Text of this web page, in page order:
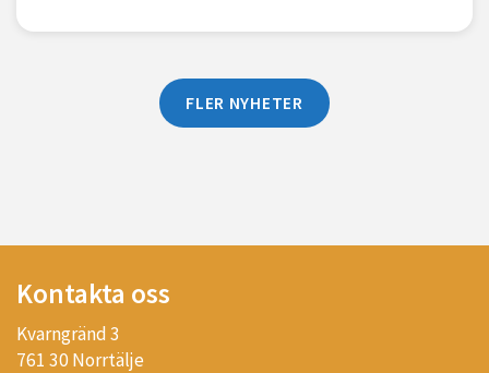
FLER NYHETER
Kontakta oss
Kvarngränd 3
761 30 Norrtälje